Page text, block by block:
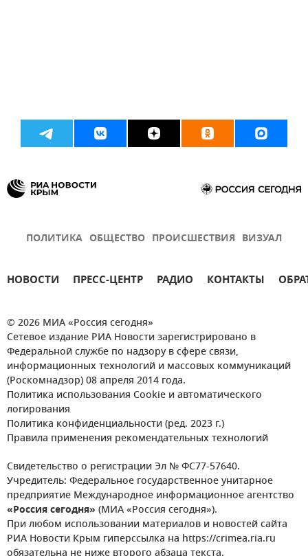
ПОЛИТИКА ОБЩЕСТВО ПРОИСШЕСТВИЯ ВИЗУАЛ
НОВОСТИ ПРЕСС-ЦЕНТР РАДИО КОНТАКТЫ
© 2026 МИА «Россия сегодня»
Сетевое издание РИА Новости зарегистрировано в
Федеральной службе по надзору в сфере связи,
информационных технологий и массовых коммуникаций
(Роскомнадзор) 08 апреля 2014 года.
Политика использования Cookie и автоматического
логирования
Политика конфиденциальности (ред. 2023 г.)
Правила применения рекомендательных технологий
Свидетельство о регистрации Эл № ФС77-57640.
Учредитель: Федеральное государственное унитарное
предприятие Международное информационное агентство
«Россия сегодня» (МИА «Россия сегодня»).
При любом использовании материалов и новостей сайта
РИА Новости Крым гиперссылка на https://crimea.ria.ru